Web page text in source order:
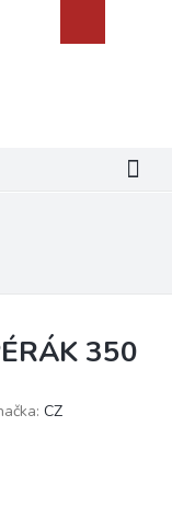
košík
350
CZ